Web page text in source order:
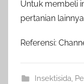
Untuk membeli
pertanian
Referensi:
Insektisida,